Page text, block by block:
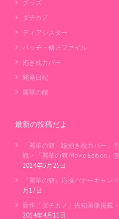
グッズ
ダチカノ
ディアシスター
パッチ・修正ファイル
抱き枕カバー
開発日記
麗華の館
最新の投稿だよ
「麗華の館 瞳抱き枕カバー」
戦・「麗華の館 Movie Edition」
2014年5月25日
『麗華の館』応援バナーキャン
月17日
新作「ダチカノ」告知画像掲載
2014年4月11日